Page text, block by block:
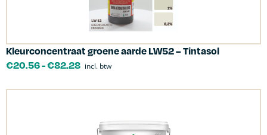
Kleurconcentraat groene aarde LW52 – Tintasol
€20.56-€82.28 incl. btw